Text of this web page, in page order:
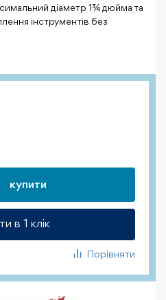
діаметр 1¾ дюйма та
інструментів без
купити
в 1 клiк
Порівняти